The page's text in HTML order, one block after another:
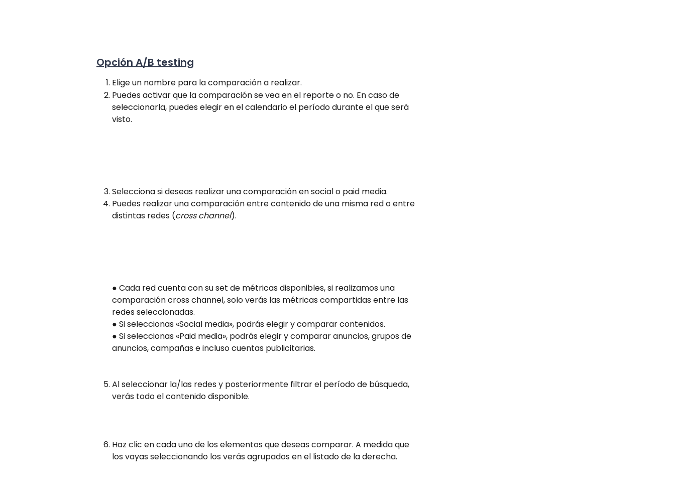
Opción A/B testing
Elige un nombre para la comparación a realizar.
Puedes activar que la comparación se vea en el reporte o no. En caso de
seleccionarla, puedes elegir en el calendario el período durante el que será
visto.
Selecciona si deseas realizar una comparación en social o paid media.
Puedes realizar una comparación entre contenido de una misma red o entre
distintas redes (cross channel).
● Cada red cuenta con su set de métricas disponibles, si realizamos una
comparación cross channel, solo verás las métricas compartidas entre las
redes seleccionadas.
● Si seleccionas «Social media», podrás elegir y comparar contenidos.
● Si seleccionas «Paid media», podrás elegir y comparar anuncios, grupos de
anuncios, campañas e incluso cuentas publicitarias.
Al seleccionar la/las redes y posteriormente filtrar el período de búsqueda,
verás todo el contenido disponible.
Haz clic en cada uno de los elementos que deseas comparar. A medida que
los vayas seleccionando los verás agrupados en el listado de la derecha.